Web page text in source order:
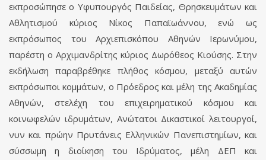
εκπροσώπησε ο Υφυπουργός Παιδείας, Θρησκευμάτων και
Αθλητισμού κύριος Νίκος Παπαϊωάννου, ενώ ως
εκπρόσωπος του Αρχιεπισκόπου Αθηνών Ιερωνύμου,
παρέστη ο Αρχιμανδρίτης κύριος Δωρόθεος Κιούσης. Στην
εκδήλωση παραβρέθηκε πλήθος κόσμου, μεταξύ αυτών
εκπρόσωποι κομμάτων, ο Πρόεδρος και μέλη της Ακαδημίας
Αθηνών, στελέχη του επιχειρηματικού κόσμου και
κοινωφελών ιδρυμάτων, Ανώτατοι Δικαστικοί λειτουργοί,
νυν και πρώην Πρυτάνεις Ελληνικών Πανεπιστημίων, και
σύσσωμη η διοίκηση του Ιδρύματος, μέλη ΔΕΠ και